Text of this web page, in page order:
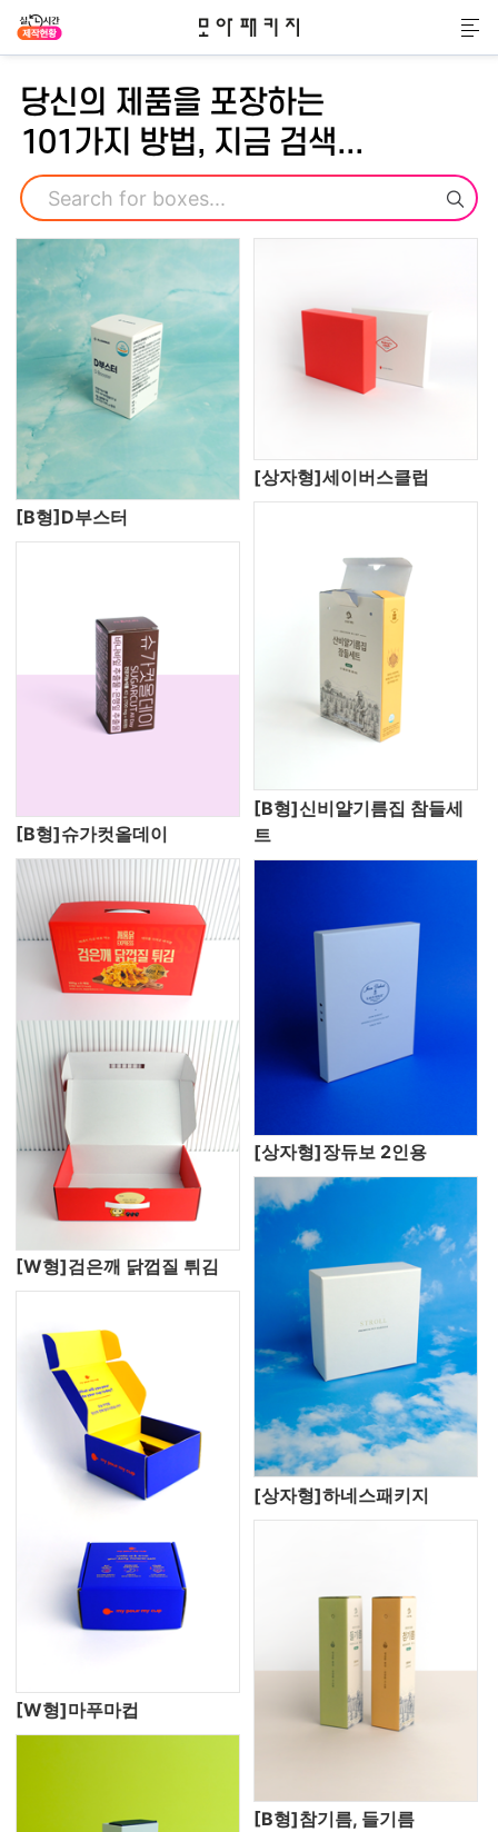
모아패키지
메
당신의 제품을 포장하는
101가지 방법, 지금 검색...
검색
[B형]D부스터
[상자형]세이버스클럽
[B형]슈가컷올데이
[B형]신비얄기름집 참들세
트
[W형]검은깨 닭껍질 튀김
[상자형]장듀보 2인용
[W형]마푸마컵
[상자형]하네스패키지
[B형]참기름, 들기름